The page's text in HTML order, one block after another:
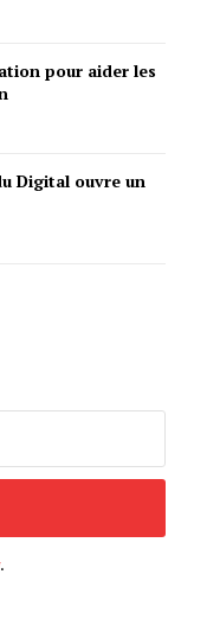
pour aider les
Digital ouvre un
.